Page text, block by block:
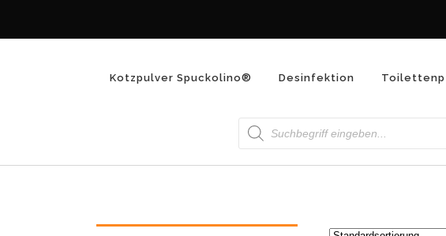
Kotzpulver Spuckolino® Desinfektion
Products
search